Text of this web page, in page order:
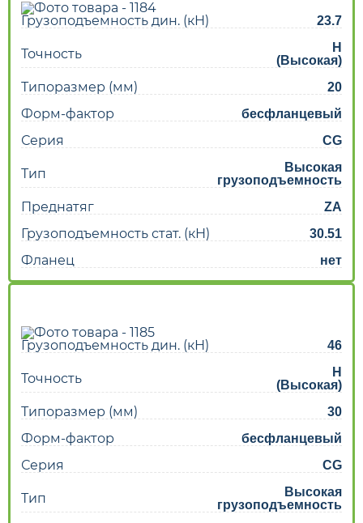
Грузоподъемность дин. (кН) 23.7
Точность
H
(Высокая)
Типоразмер (мм) 20
Форм-фактор бесфланцевый
Серия CG
Тип
Высокая
грузоподъемность
Преднатяг ZA
Грузоподъемность стат. (кН) 30.51
Фланец нет
Грузоподъемность дин. (кН) 46
Точность
H
(Высокая)
Типоразмер (мм) 30
Форм-фактор бесфланцевый
Серия CG
Тип
Высокая
грузоподъемность